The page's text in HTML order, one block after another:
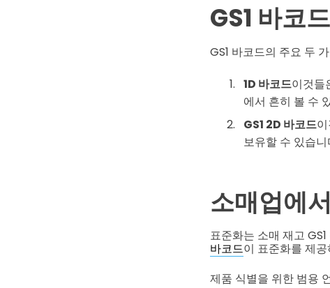
GS1 바코
GS1 바코드의 주요 두
1D 바코드이것들
에서 흔히 볼 수
GS1 2D 바코드
보유할 수 있습니
소매업에
표준화는 소매 재고
바코드이 표준화를 제
제품 식별을 위한 범용